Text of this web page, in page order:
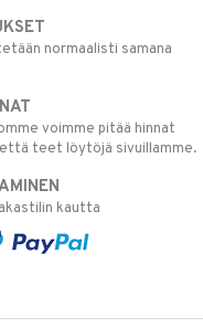
normaalisti samana
voimme pitää hinnat
että teet löytöjä sivuillamme.
kautta